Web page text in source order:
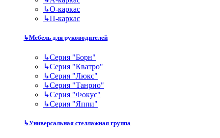
↳О-каркас
↳П-каркас
↳Мебель для руководителей
↳Серия "Борн"
↳Серия "Кватро"
↳Серия "Люкс"
↳Серия "Танрио"
↳Серия "Фокус"
↳Серия "Яппи"
↳Универсальная стеллажная группа